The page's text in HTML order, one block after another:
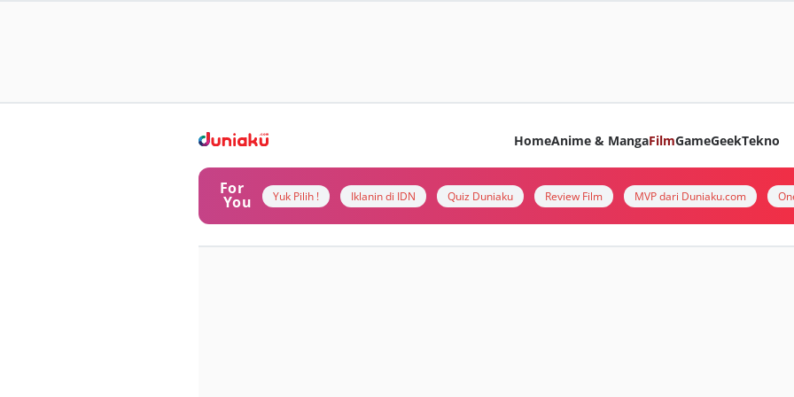
HomeAnime & MangaFilmGameGeekTekno
For
You Yuk Pilih ! Iklanin di IDN Quiz Duniaku Review Film MVP dari Duniaku.com